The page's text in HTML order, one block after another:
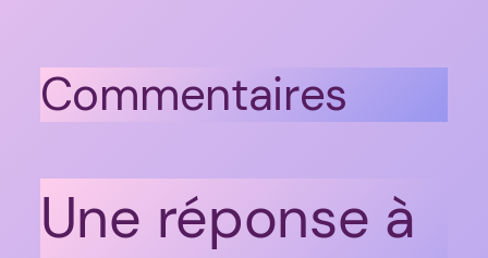
Commentaires
Une réponse à